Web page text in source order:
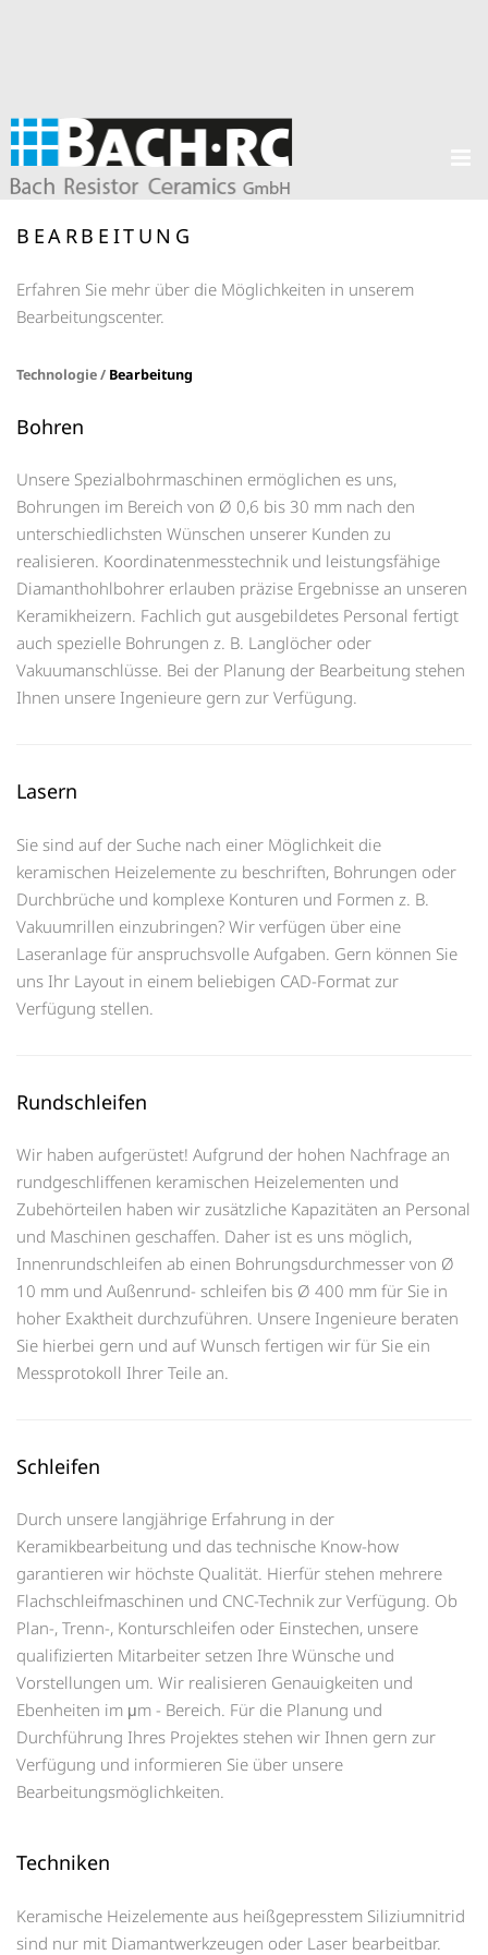
BEARBEITUNG
Erfahren Sie mehr über die Möglichkeiten in unserem
Bearbeitungscenter.
Technologie / Bearbeitung
Bohren
Unsere Spezialbohrmaschinen ermöglichen es uns,
Bohrungen im Bereich von Ø 0,6 bis 30 mm nach den
unterschiedlichsten Wünschen unserer Kunden zu
realisieren. Koordinatenmesstechnik und leistungsfähige
Diamanthohlbohrer erlauben präzise Ergebnisse an unseren
Keramikheizern. Fachlich gut ausgebildetes Personal fertigt
auch spezielle Bohrungen z. B. Langlöcher oder
Vakuumanschlüsse. Bei der Planung der Bearbeitung stehen
Ihnen unsere Ingenieure gern zur Verfügung.
Lasern
Sie sind auf der Suche nach einer Möglichkeit die
keramischen Heizelemente zu beschriften, Bohrungen oder
Durchbrüche und komplexe Konturen und Formen z. B.
Vakuumrillen einzubringen? Wir verfügen über eine
Laseranlage für anspruchsvolle Aufgaben. Gern können Sie
uns Ihr Layout in einem beliebigen CAD-Format zur
Verfügung stellen.
Rundschleifen
Wir haben aufgerüstet! Aufgrund der hohen Nachfrage an
rundgeschliffenen keramischen Heizelementen und
Zubehörteilen haben wir zusätzliche Kapazitäten an Personal
und Maschinen geschaffen. Daher ist es uns möglich,
Innenrundschleifen ab einen Bohrungsdurchmesser von Ø
10 mm und Außenrund- schleifen bis Ø 400 mm für Sie in
hoher Exaktheit durchzuführen. Unsere Ingenieure beraten
Sie hierbei gern und auf Wunsch fertigen wir für Sie ein
Messprotokoll Ihrer Teile an.
Schleifen
Durch unsere langjährige Erfahrung in der
Keramikbearbeitung und das technische Know-how
garantieren wir höchste Qualität. Hierfür stehen mehrere
Flachschleifmaschinen und CNC-Technik zur Verfügung. Ob
Plan-, Trenn-, Konturschleifen oder Einstechen, unsere
qualifizierten Mitarbeiter setzen Ihre Wünsche und
Vorstellungen um. Wir realisieren Genauigkeiten und
Ebenheiten im μm - Bereich. Für die Planung und
Durchführung Ihres Projektes stehen wir Ihnen gern zur
Verfügung und informieren Sie über unsere
Bearbeitungsmöglichkeiten.
Techniken
Keramische Heizelemente aus heißgepresstem Siliziumnitrid
sind nur mit Diamantwerkzeugen oder Laser bearbeitbar.